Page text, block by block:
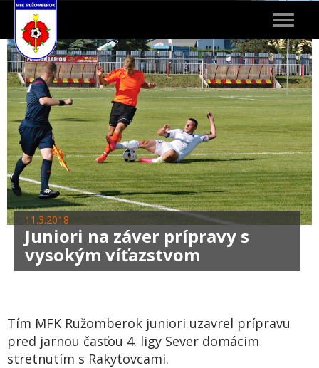
Toggle
11.3.2018
Juniori na záver prípravy s
vysokým víťazstvom
Tím MFK Ružomberok juniori uzavrel prípravu
pred jarnou časťou 4. ligy Sever domácim
stretnutím s Rakytovcami.